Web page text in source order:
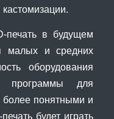
печать в будущем
малых и средних
оборудования
программы для
более понятными и
будет играть